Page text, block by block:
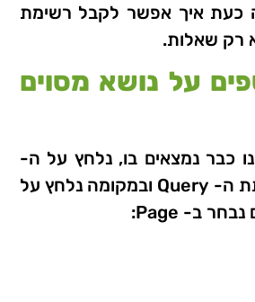
כעת איך אפשר לקבל רשימת
רק שאלות.
על נושא מסוים
כבר נמצאים בו, נלחץ על ה-
X של שאילתת ה- Query ובמקומה נלחץ על